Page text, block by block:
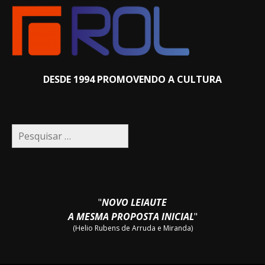
DESDE 1994 PROMOVENDO A CULTURA
Pesquisar
por:
"NOVO LEIAUTE
A MESMA PROPOSTA INICIAL"
(Helio Rubens de Arruda e Miranda)